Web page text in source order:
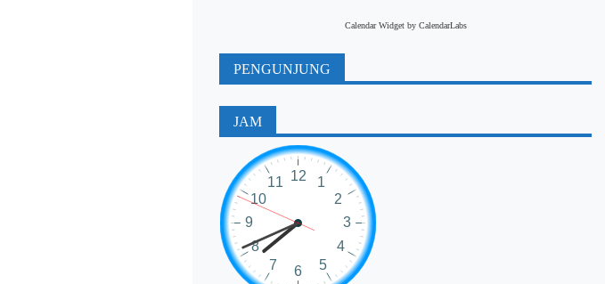
Calendar Widget by CalendarLabs
PENGUNJUNG
JAM